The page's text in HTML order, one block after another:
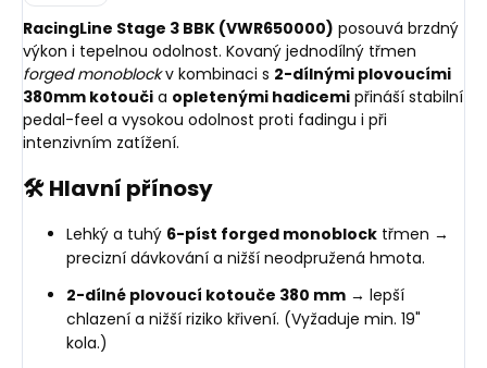
RacingLine Stage 3 BBK (VWR650000) posouvá brzdný
výkon i tepelnou odolnost. Kovaný jednodílný třmen
forged monoblockv kombinaci s 2-dílnými plovoucími
380mm kotouči a opletenými hadicemi přináší stabilní
pedal-feel a vysokou odolnost proti fadingu i při
intenzivním zatížení.
🛠️ Hlavní přínosy
Lehký a tuhý 6-píst forged monoblock třmen →
precizní dávkování a nižší neodpružená hmota.
2-dílné plovoucí kotouče 380 mm → lepší
chlazení a nižší riziko křivení. (Vyžaduje min. 19"
kola.)